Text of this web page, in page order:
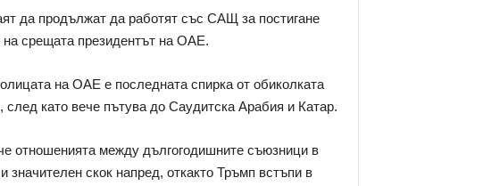
да продължат да работят със САЩ за постигане
на срещата президентът на ОАЕ.
на ОАЕ е последната спирка от обиколката
като вече пътува до Саудитска Арабия и Катар.
отношенията между дългогодишните съюзници в
значителен скок напред, откакто Тръмп встъпи в